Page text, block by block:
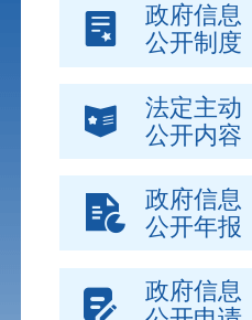
政府信息
公开制度
法定主动
公开内容
政府信息
公开年报
政府信息